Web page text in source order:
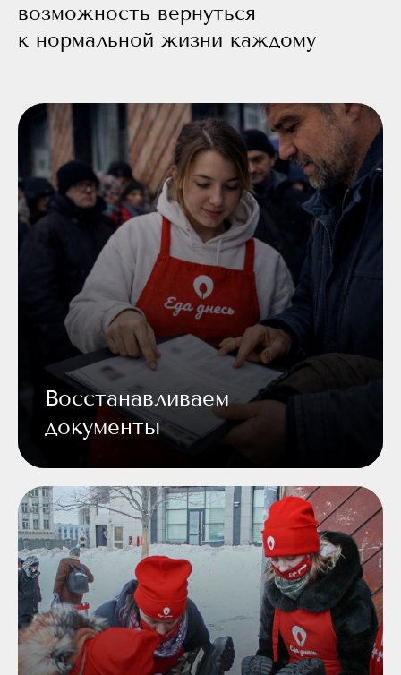
возможность вернуться
к нормальной жизни каждому
Восстанавливаем
документы